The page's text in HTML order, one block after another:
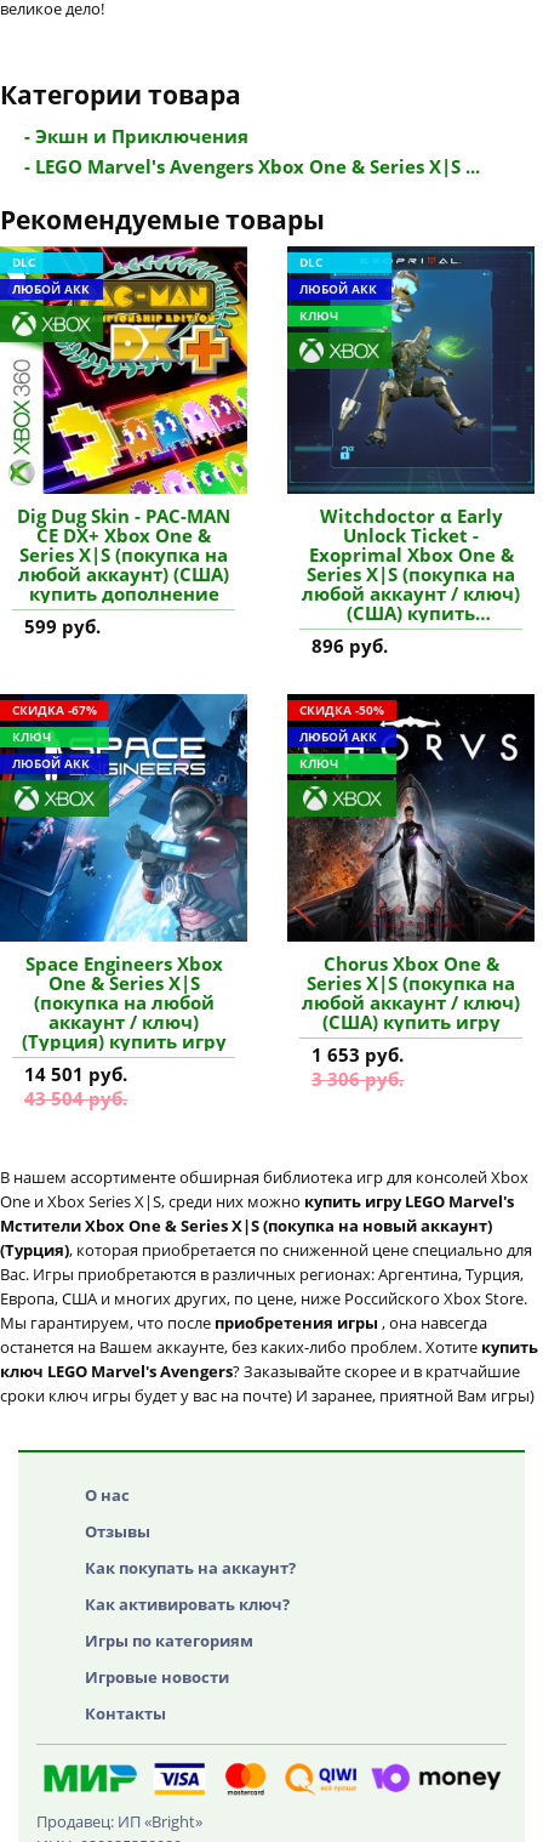
великое дело!
Категории товара
- Экшн и Приключения
- LEGO Marvel's Avengers Xbox One & Series X|S ...
Рекомендуемые товары
DLC
ЛЮБОЙ АКК
Dig Dug Skin - PAC-MAN
CE DX+ Xbox One &
Series X|S (покупка на
любой аккаунт) (США)
купить дополнение
599 руб.
DLC
ЛЮБОЙ АКК
КЛЮЧ
Witchdoctor α Early
Unlock Ticket -
Exoprimal Xbox One &
Series X|S (покупка на
любой аккаунт / ключ)
(США) купить
дополнение
896 руб.
СКИДКА -67%
КЛЮЧ
ЛЮБОЙ АКК
Space Engineers Xbox
One & Series X|S
(покупка на любой
аккаунт / ключ)
(Турция) купить игру
14 501 руб.
43 504 руб.
СКИДКА -50%
ЛЮБОЙ АКК
КЛЮЧ
Chorus Xbox One &
Series X|S (покупка на
любой аккаунт / ключ)
(США) купить игру
1 653 руб.
3 306 руб.
В нашем ассортименте обширная библиотека игр для консолей Xbox
One и Xbox Series X|S, среди них можно купить игру LEGO Marvel's
Мстители Xbox One & Series X|S (покупка на новый аккаунт)
(Турция), которая приобретается по сниженной цене специально для
Вас. Игры приобретаются в различных регионах: Аргентина, Турция,
Европа, США и многих других, по цене, ниже Российского Xbox Store.
Мы гарантируем, что после приобретения игры , она навсегда
останется на Вашем аккаунте, без каких-либо проблем. Хотите купить
ключ LEGO Marvel's Avengers? Заказывайте скорее и в кратчайшие
сроки ключ игры будет у вас на почте) И заранее, приятной Вам игры)
О нас
Отзывы
Как покупать на аккаунт?
Как активировать ключ?
Игры по категориям
Игровые новости
Контакты
Продавец: ИП «Bright»